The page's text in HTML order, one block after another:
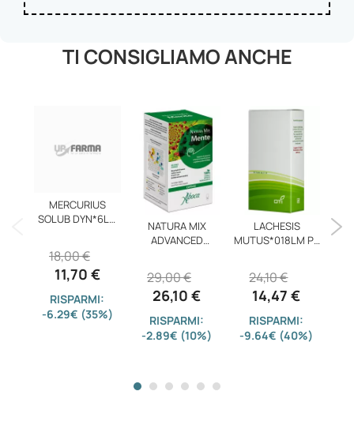
TI CONSIGLIAMO ANCHE
MERCURIUS
SOLUB DYN*6LM
11,70 €
18,00 €
RISPARMI:
-6.29€ (35%)
NATURA MIX
ADVANCED
26,10 €
29,00 €
RISPARMI:
-2.89€ (10%)
LACHESIS
MUTUS*018LM PL
14,47 €
24,10 €
RISPARMI:
-9.64€ (40%)